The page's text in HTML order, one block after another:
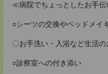
≪病院でちょっとしたお手
○シーツの交換やベッドメイ
〇お手洗い・入浴など生活
○診察室への付き添い